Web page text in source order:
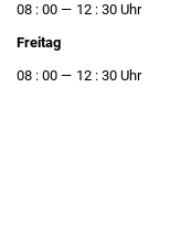
08 : 00
12 : 30
Freitag
08 : 00
12 : 30